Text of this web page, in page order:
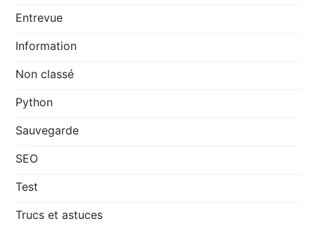
Entrevue
Information
Non classé
Python
Sauvegarde
SEO
Test
Trucs et astuces